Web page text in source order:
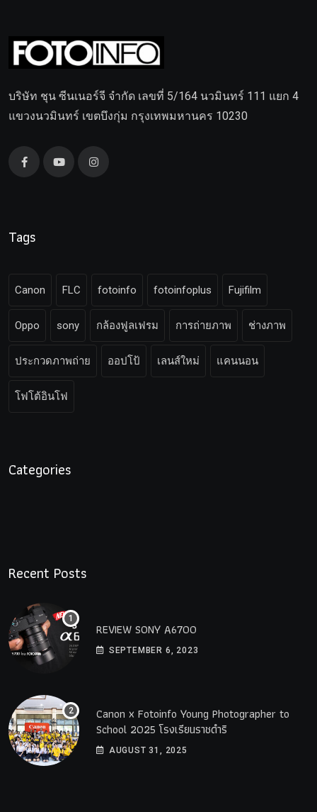
บริษัท ชุน ซีนเนอร์จี จำกัด เลขที่ 5/164 นวมินทร์ 111 แยก 4
แขวงนวมินทร์ เขตบึงกุ่ม กรุงเทพมหานคร 10230
Tags
Canon FLC fotoinfo fotoinfoplus Fujifilm
Oppo sony กล้องฟูลเฟรม การถ่ายภาพ ช่างภาพ
ประกวดภาพถ่าย ออปโป้ เลนส์ใหม่ แคนนอน
โฟโต้อินโฟ
Categories
Recent Posts
REVIEW SONY A6700
SEPTEMBER 6, 2023
Canon x Fotoinfo​ Young​ Photographer to
School 2025 โรงเรียนราชดำริ
AUGUST 31, 2025